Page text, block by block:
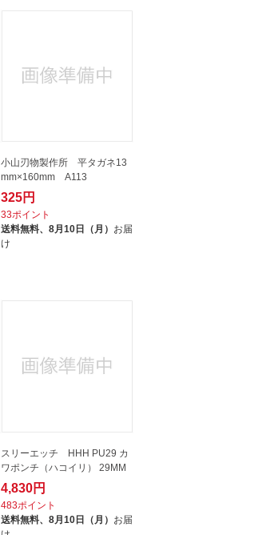
小山刃物製作所 平タガネ13
mm×160mm A113
325円
33ポイント
送料無料、 8月10日（月） お届
け
スリーエッチ HHH PU29 カ
ワポンチ（ハコイリ） 29MM
4,830円
483ポイント
送料無料、 8月10日（月） お届